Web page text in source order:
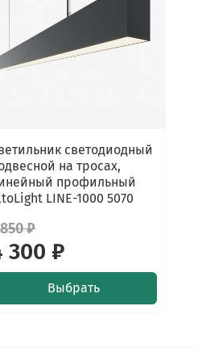
светодиодный
на тросах,
профильный
LINE-1000 5070
₽
300 ₽
Выбрать